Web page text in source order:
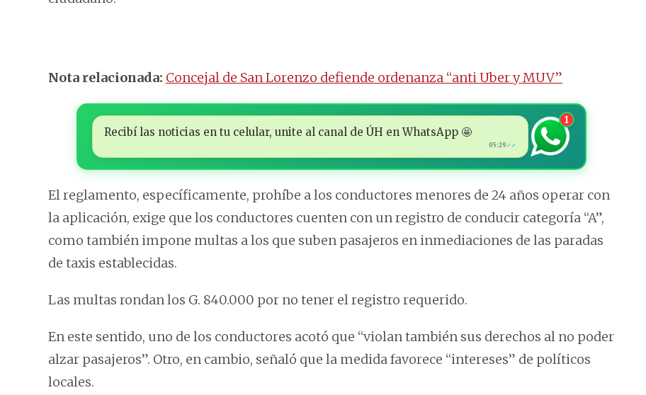
Nota relacionada: Concejal de San Lorenzo defiende ordenanza “anti Uber y MUV”
Recibí las noticias en tu celular, unite al canal de ÚH en WhatsApp 🤩
05:29 ✓✓
1
El reglamento, específicamente, prohíbe a los conductores menores de 24 años operar con
la aplicación, exige que los conductores cuenten con un registro de conducir categoría “A”,
como también impone multas a los que suben pasajeros en inmediaciones de las paradas
de taxis establecidas.
Las multas rondan los G. 840.000 por no tener el registro requerido.
En este sentido, uno de los conductores acotó que “violan también sus derechos al no poder
alzar pasajeros”. Otro, en cambio, señaló que la medida favorece “intereses” de políticos
locales.